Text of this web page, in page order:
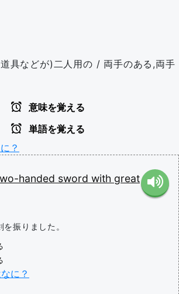
具などが)二人用の / 両手のある,両手
意味を覚える
単語を覚える
？
handed sword with great
振りました。
に？